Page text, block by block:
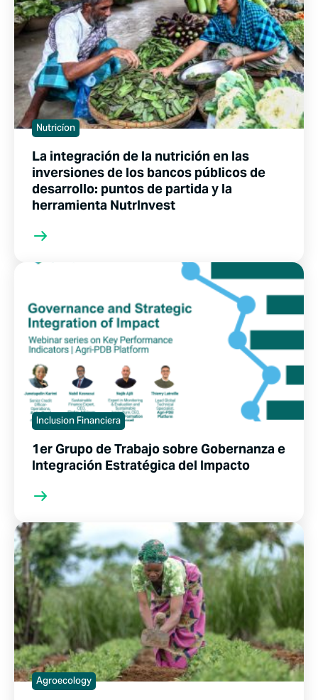
Nutricíon
La integración de la nutrición en las
inversiones de los bancos públicos de
desarrollo: puntos de partida y la
herramienta NutrInvest
Inclusion Financiera
1er Grupo de Trabajo sobre Gobernanza e
Integración Estratégica del Impacto
Agroecology